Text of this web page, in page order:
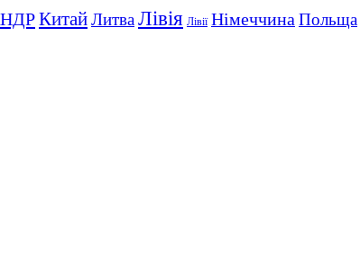
КитайЛитваЛівія Лівії Німеччина Польща